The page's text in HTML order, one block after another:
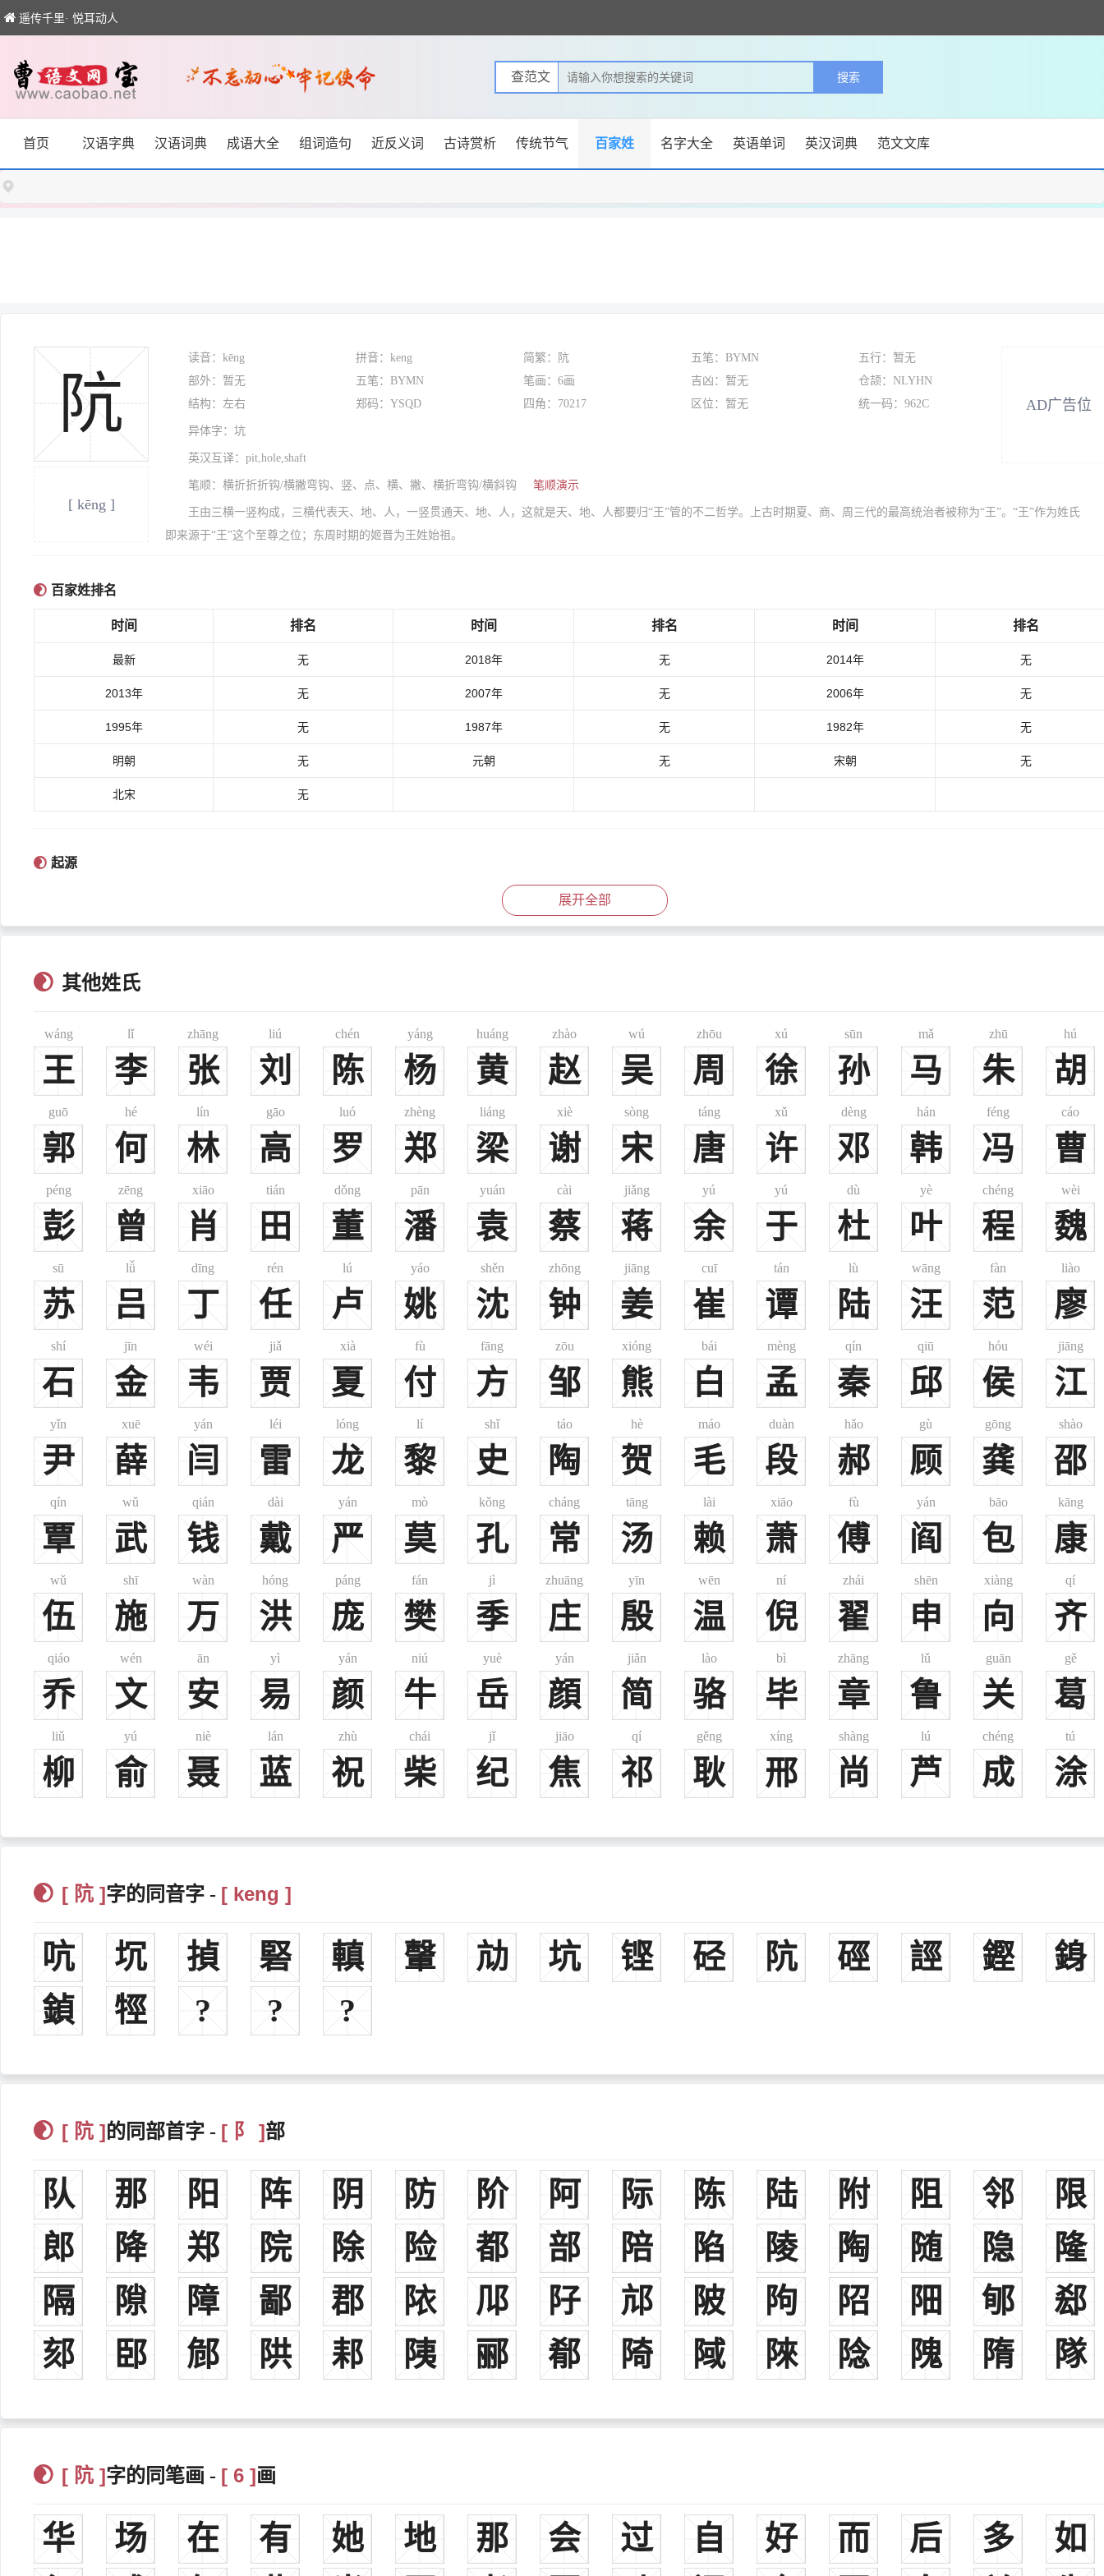
遥传千里· 悦耳动人
首页 汉语字典 汉语词典 成语大全 组词造句 近反义词 古诗赏析 传统节气 百家姓 名字大全 英语单词 英汉词典 范文文库
阬
[ kēng ]
读音：kēng 拼音：keng 简繁：阬 五笔：BYMN
五行：暂无
部外：暂无
五笔：BYMN 笔画：6画 吉凶：暂无
仓颉：NLYHN
结构：左右
郑码：YSQD 四角：70217 区位：暂无 统一码：962C
异体字：坑
英汉互译：pit,hole,shaft
笔顺：横折折折钩/横撇弯钩、竖、点、横、撇、横折弯钩/横斜钩 笔顺演示
王由三横一竖构成，三横代表天、地、人，一竖贯通天、地、人，这就是天、地、人都要归“王”管的不二哲学。上古时期夏、商、周三代的最高统治者被称为“王”。“王”作为姓氏
即来源于“王”这个至尊之位；东周时期的姬晋为王姓始祖。
AD广告位
百家姓排名
时间 排名 时间 排名 时间 排名
最新 无 2018年 无 2014年 无
2013年 无 2007年 无 2006年 无
1995年 无 1987年 无 1982年 无
明朝 无 元朝 无 宋朝 无
北宋 无
起源
历史名人
郡望
姓氏源流
一、 kēng
云：“当是居于阬，遂以为氏。”(按：《左传·注疏》：“阬，苦康反”。似应入平声，音kōng。)
二、
kàng
罕见姓氏。《续通志·氏族略》收载，归“去声”部。《左传·哀公十四年》：“司马牛卒于鲁郭门之外，阬氏葬诸丘舆。”[注疏]：阬，苦康反。或音 kēng。
三、
《姓氏词典》收载并注此音。其注云：
1、“《左传》司马牛卒于鲁郭门之外，阬氏葬诸丘舆。”(《姓氏考略》)(2)“以居住地为姓氏。‘当是居于阬，遂以为氏。’(《姓氏考略》)故址在今河南临汝县东二十六里。”《汉语大字典》音kēng，姑兼收以备
考。
四、
阬姓起源：
1、春秋时鲁大夫有阬氏。司马牛卒于鲁郭门外，阬氏葬诸丘舆(故城在今山东费县西)，见《左传》。
2、当系居于阬，遂以为氏。
堂号
展开全部
其他姓氏
wáng
王
lǐ
李
zhāng
张
liú
刘
chén
陈
yáng
杨
huáng
黄
zhào
赵
wú
吴
zhōu
周
xú
徐
sūn
孙
mǎ
马
zhū
朱
hú
胡
guō
郭
hé
何
lín
林
gāo
高
luó
罗
zhèng
郑
liáng
梁
xiè
谢
sòng
宋
táng
唐
xǔ
许
dèng
邓
hán
韩
féng
冯
cáo
曹
péng
彭
zēng
曾
xiāo
肖
tián
田
dǒng
董
pān
潘
yuán
袁
cài
蔡
jiǎng
蒋
yú
余
yú
于
dù
杜
yè
叶
chéng
程
wèi
魏
sū
苏
lǚ
吕
dīng
丁
rén
任
lú
卢
yáo
姚
shěn
沈
zhōng
钟
jiāng
姜
cuī
崔
tán
谭
lù
陆
wāng
汪
fàn
范
liào
廖
shí
石
jīn
金
wéi
韦
jiǎ
贾
xià
夏
fù
付
fāng
方
zōu
邹
xióng
熊
bái
白
mèng
孟
qín
秦
qiū
邱
hóu
侯
jiāng
江
yǐn
尹
xuē
薛
yán
闫
léi
雷
lóng
龙
lí
黎
shǐ
史
táo
陶
hè
贺
máo
毛
duàn
段
hǎo
郝
gù
顾
gōng
龚
shào
邵
qín
覃
wǔ
武
qián
钱
dài
戴
yán
严
mò
莫
kǒng
孔
cháng
常
tāng
汤
lài
赖
xiāo
萧
fù
傅
yán
阎
bāo
包
kāng
康
wǔ
伍
shī
施
wàn
万
hóng
洪
páng
庞
fán
樊
jì
季
zhuāng
庄
yīn
殷
wēn
温
ní
倪
zhái
翟
shēn
申
xiàng
向
qí
齐
qiáo
乔
wén
文
ān
安
yì
易
yán
颜
niú
牛
yuè
岳
yán
顔
jiǎn
简
lào
骆
bì
毕
zhāng
章
lǔ
鲁
guān
关
gě
葛
liǔ
柳
yú
俞
niè
聂
lán
蓝
zhù
祝
chái
柴
jǐ
纪
jiāo
焦
qí
祁
gěng
耿
xíng
邢
shàng
尚
lú
芦
chéng
成
tú
涂
[ 阬 ]字的同音字 - [ keng ]
吭 坈 揁 硻 䡩 䡰 劥 坑 铿 硁 阬 硜 誙 鏗
銵
鍞
牼 ? ? ?
[ 阬 ]的同部首字 - [ 阝 ]部
队 那 阳 阵 阴 防 阶 阿 际 陈 陆 附 阻 邻
限
郎
降 郑 院 除 险 都 部 陪 陷 陵 陶 随 隐
隆
隔
隙 障 鄙 郡 䧇 䢳 䦻 邟 陂 䧁 䧂 䧃 郇
郄
郂
䢻 䣀 䧆 䣂 䧅 郦 郩 陭 䧕 䧒 䧔 隗 隋 隊
[ 阬 ]字的同笔画 - [ 6 ]画
华 场 在 有 她 地 那 会 过 自 好 而 后 多
如